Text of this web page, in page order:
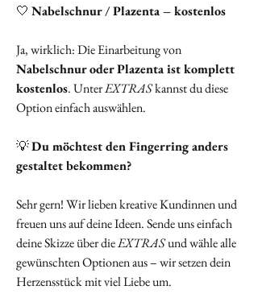
🤍 Nabelschnur / Plazenta – kostenlos
Ja, wirklich: Die Einarbeitung von
Nabelschnur oder Plazenta ist komplett
kostenlos. UnterEXTRASkannst du diese
Option einfach auswählen.
💡Du möchtest den Fingerring anders
gestaltet bekommen?
Sehr gern! Wir lieben kreative Kundinnen und
freuen uns auf deine Ideen. Sende uns einfach
deine Skizze über dieEXTRASund wähle alle
gewünschten Optionen aus – wir setzen dein
Herzensstück mit viel Liebe um.